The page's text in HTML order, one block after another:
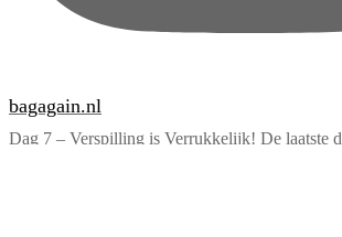
bagagain.nl
Dag 7 – Verspilling is Verrukkelijk! De laatste d